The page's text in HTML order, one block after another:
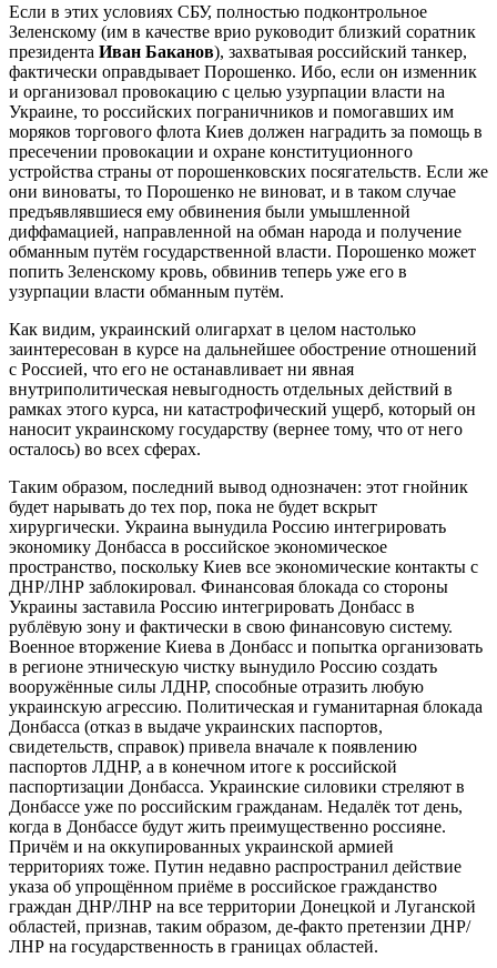
Если в этих условиях СБУ, полностью подконтрольное
Зеленскому (им в качестве врио руководит близкий соратник
президента Иван Баканов), захватывая российский танкер,
фактически оправдывает Порошенко. Ибо, если он изменник
и организовал провокацию с целью узурпации власти на
Украине, то российских пограничников и помогавших им
моряков торгового флота Киев должен наградить за помощь в
пресечении провокации и охране конституционного
устройства страны от порошенковских посягательств. Если же
они виноваты, то Порошенко не виноват, и в таком случае
предъявлявшиеся ему обвинения были умышленной
диффамацией, направленной на обман народа и получение
обманным путём государственной власти. Порошенко может
попить Зеленскому кровь, обвинив теперь уже его в
узурпации власти обманным путём.
Как видим, украинский олигархат в целом настолько
заинтересован в курсе на дальнейшее обострение отношений
с Россией, что его не останавливает ни явная
внутриполитическая невыгодность отдельных действий в
рамках этого курса, ни катастрофический ущерб, который он
наносит украинскому государству (вернее тому, что от него
осталось) во всех сферах.
Таким образом, последний вывод однозначен: этот гнойник
будет нарывать до тех пор, пока не будет вскрыт
хирургически. Украина вынудила Россию интегрировать
экономику Донбасса в российское экономическое
пространство, поскольку Киев все экономические контакты с
ДНР/ЛНР заблокировал. Финансовая блокада со стороны
Украины заставила Россию интегрировать Донбасс в
рублёвую зону и фактически в свою финансовую систему.
Военное вторжение Киева в Донбасс и попытка организовать
в регионе этническую чистку вынудило Россию создать
вооружённые силы ЛДНР, способные отразить любую
украинскую агрессию. Политическая и гуманитарная блокада
Донбасса (отказ в выдаче украинских паспортов,
свидетельств, справок) привела вначале к появлению
паспортов ЛДНР, а в конечном итоге к российской
паспортизации Донбасса. Украинские силовики стреляют в
Донбассе уже по российским гражданам. Недалёк тот день,
когда в Донбассе будут жить преимущественно россияне.
Причём и на оккупированных украинской армией
территориях тоже. Путин недавно распространил действие
указа об упрощённом приёме в российское гражданство
граждан ДНР/ЛНР на все территории Донецкой и Луганской
областей, признав, таким образом, де-факто претензии ДНР/
ЛНР на государственность в границах областей.